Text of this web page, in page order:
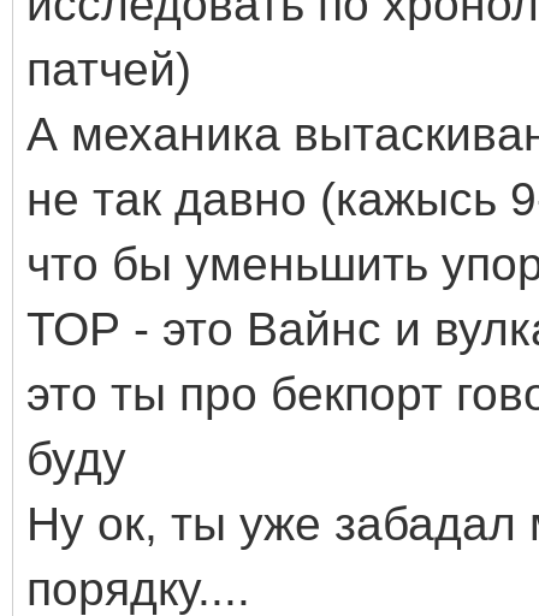
патчей)
А механика
не так давно (кажысь
что бы уменьшить
ТОР - это Вайнс и
это ты про бекпорт
буду
Ну ок, ты уже забадал
порядку....